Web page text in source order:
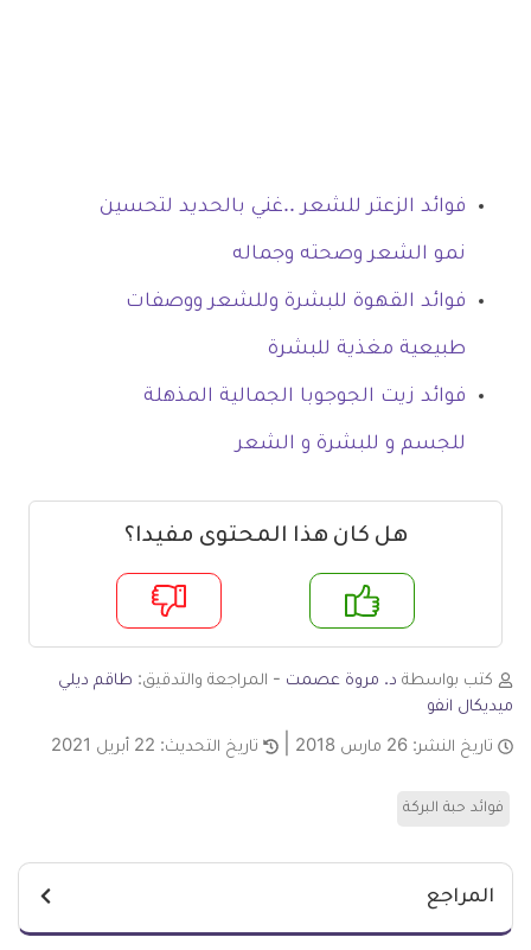
فوائد الزعتر للشعر ..غني بالحديد لتحسين
نمو الشعر وصحته وجماله
فوائد القهوة للبشرة وللشعر ووصفات
طبيعية مغذية للبشرة
فوائد زيت الجوجوبا الجمالية المذهلة
للجسم و للبشرة و الشعر
هل كان هذا المحتوى مفيدا؟
لا
كتب بواسطة د. مروة عصمت - المراجعة والتدقيق: طاقم ديلي
ميديكال انفو
تاريخ النشر: 26 مارس 2018 تاريخ التحديث: 22 أبريل 2021
فوائد حبة البركة
المراجع